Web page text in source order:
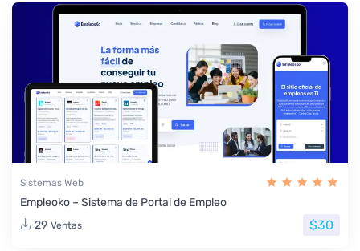
Sistemas Web
Empleoko – Sistema de Portal de Empleo
29 Ventas $30